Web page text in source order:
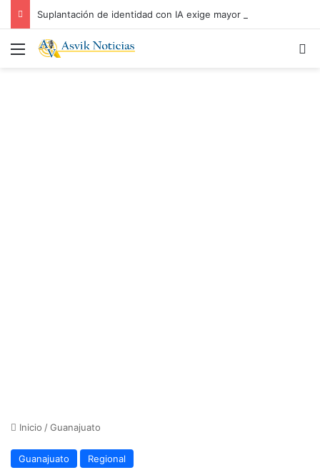
Menú
Inicio /Guanajuato
Guanajuato Regional